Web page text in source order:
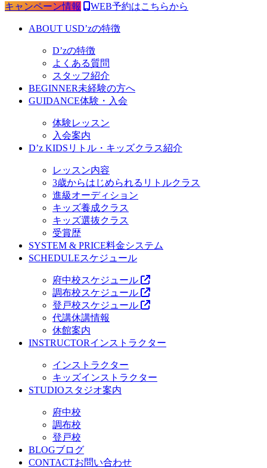
キャンペーン情報 WEB予約はこちらから
ABOUT USD’zの特徴
D’zの特徴
よくある質問
スタッフ紹介
BEGINNER未経験の方へ
GUIDANCE体験・入会
体験レッスン
入会案内
D’z KIDS リトル・キッズクラス紹介
レッスン内容
3歳からはじめられるリトルクラス
進級オーディション
キッズ養成クラス
キッズ選抜クラス
受賞歴
SYSTEM & PRICE料金システム
SCHEDULEスケジュール
府中校スケジュール
調布校スケジュール
登戸校スケジュール
代講休講情報
休館案内
INSTRUCTORインストラクター
インストラクター
キッズインストラクター
STUDIOスタジオ案内
府中校
調布校
登戸校
BLOGブログ
CONTACTお問い合わせ